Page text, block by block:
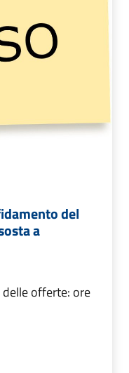
del
a
delle offerte: ore